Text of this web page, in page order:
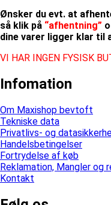
Ønsker du evt. at
så klik på “afhentning”
dine varer ligger klar til
VI HAR INGEN FYSISK
Infomation
Om Maxishop bevtoft
Tekniske data
Privatlivs- og
Handelsbetingelser
Fortrydelse af køb
Reklamation, Mangler og
Kontakt